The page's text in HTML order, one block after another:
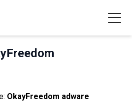
OkayFreedom adware